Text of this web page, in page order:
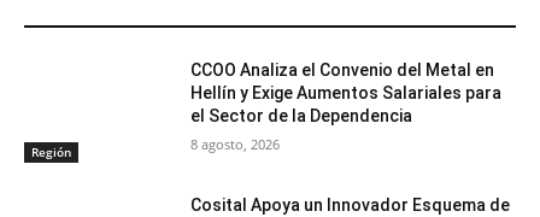
Región
CCOO Analiza el Convenio del Metal en
Hellín y Exige Aumentos Salariales para
el Sector de la Dependencia
8 agosto, 2026
Cosital Apoya un Innovador Esquema de